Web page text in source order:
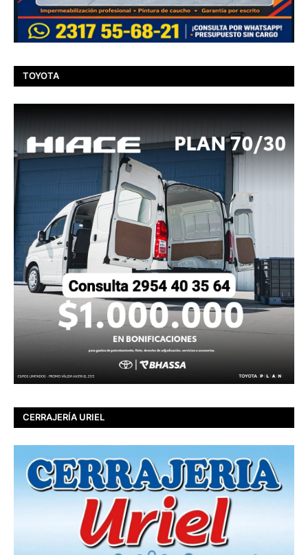
TOYOTA
CERRAJERÍA URIEL